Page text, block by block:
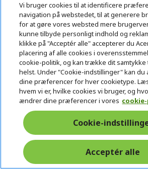
https://www.microsoft.com/da-dk/windows/
ACER h
i
d
d
e
n
SUPPORTh
i
d
d
e
ACCOUNT h
d
e
n
ACER STOREh
d
d
e
n
FØLG OS PÅ SOCIALE
Vi bruger cookies til at identificere
navigation på webstedet, til at generere
for at gøre vores websted mere
kunne tilbyde personligt indhold og
klikke på "Acceptér alle" accepterer du
placering af alle cookies i
cookie-politik, og kan trække dit samtykke
helst. Under "Cookie-indstillinger" kan du
dine præferencer for hver cookietype.
hvem vi er, hvilke cookies vi bruger, og
ændrer dine præferencer i vores
Cookie-
Acceptér alle